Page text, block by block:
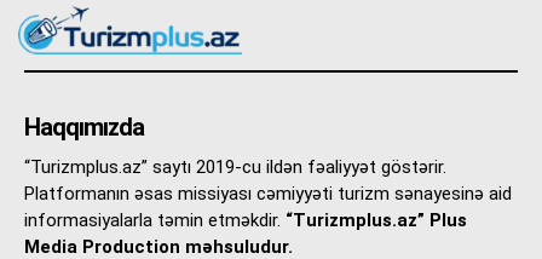
Haqqımızda
“Turizmplus.az” saytı 2019-cu ildən fəaliyyət göstərir.
Platformanın əsas missiyası cəmiyyəti turizm sənayesinə aid
informasiyalarla təmin etməkdir. “Turizmplus.az” Plus
Media Production məhsuludur.